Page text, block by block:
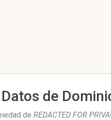
de
de REDACTED FOR